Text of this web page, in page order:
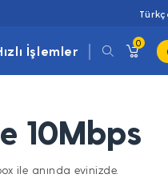
İşlemler
0
10Mbps
ile anında evinizde.